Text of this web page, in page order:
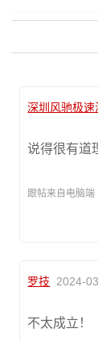
深圳风驰极速
说得很有道
跟帖来自电脑端
罗技 2024-
不太成立！